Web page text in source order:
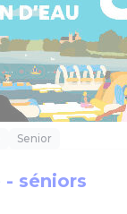
Senior
séniors